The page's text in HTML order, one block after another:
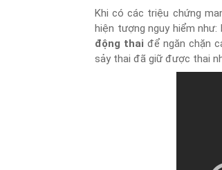
Khi có các triệu chứng
hiện tượng nguy hiểm như:
động thai để ngăn chặn
sảy thai đã giữ được thai